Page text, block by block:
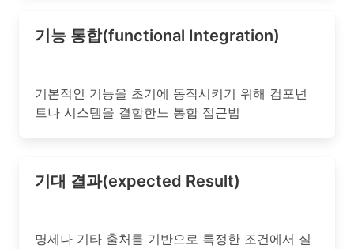
기능 통합(functional Integration)
기본적인 기능을 초기에 동작시키기 위해 컴포넌
트나 시스템을 결합한느 통합 접근법
기대 결과(expected Result)
명세나 기타 출처를 기반으로 특정한 조건에서 실